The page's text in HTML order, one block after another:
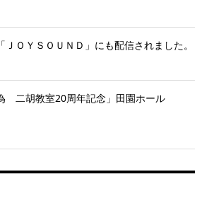
ＯＹＳＯＵＮＤ」にも配信されました。
二胡教室20周年記念」田園ホール